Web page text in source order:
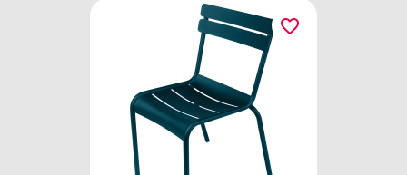
favorite_border